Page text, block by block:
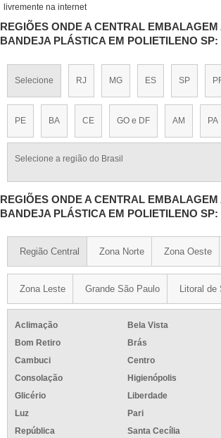
livremente na internet
REGIÕES ONDE A CENTRAL EMBALAGEM
BANDEJA PLÁSTICA EM POLIETILENO SP:
Selecione RJ MG ES SP
PE BA CE GO e DF AM PA
Selecione a região do Brasil
REGIÕES ONDE A CENTRAL EMBALAGEM
BANDEJA PLÁSTICA EM POLIETILENO SP:
Região Central Zona Norte Zona Oeste
Zona Leste Grande São Paulo Litoral de
Aclimação
Bela Vista
Bom Retiro
Brás
Cambuci
Centro
Consolação
Higienópolis
Glicério
Liberdade
Luz
Pari
República
Santa Cecília